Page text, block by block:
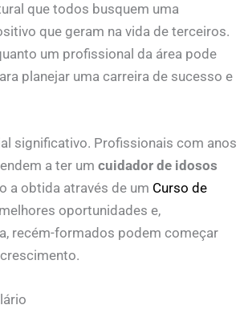
que todos busquem uma
que geram na vida de terceiros.
um profissional da área pode
planejar uma carreira de sucesso e
significativo. Profissionais com anos
a ter um cuidador de idosos
a obtida através de um Curso de
oportunidades e,
recém-formados podem começar